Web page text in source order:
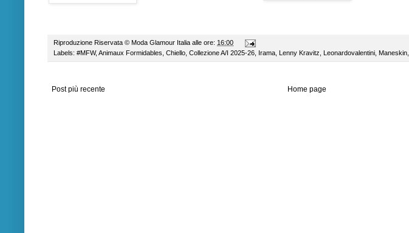
Riproduzione Riservata © Moda Glamour Italia alle ore: 16:00
Labels: #MFW, Animaux Formidables, Chiello, Collezione A/I 2025-26, Irama, Lenny Kravitz, Leonardovalentini, Maneskin,
Post più recente Home page